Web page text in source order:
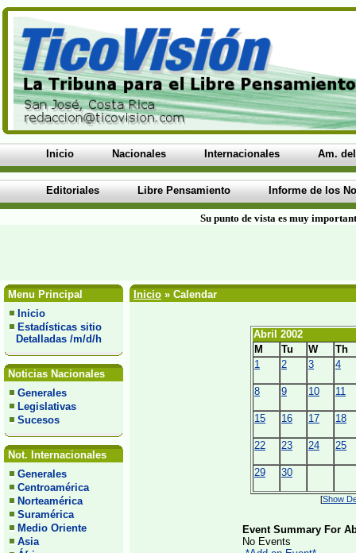
Inicio Nacionales Internacionales Am.
Editoriales Libre Pensamiento Informe de los
Su punto de vista es muy
Menu Principal
Inicio
Estadísticas sitio
Detalladas /m/d/h
Noticias Nacionales
Generales
Legislativas
Sucesos
Not. Internacionales
Generales
Centroamérica
Norteamérica
Suramérica
Medio Oriente
Asia
Inicio » Calendar
Abril 2002
M
Tu W
Th
1
2 3 4
8 9 10 11
15 16 17 18
22 23 24 25
29 30
[Show
Event Summary For
No Events